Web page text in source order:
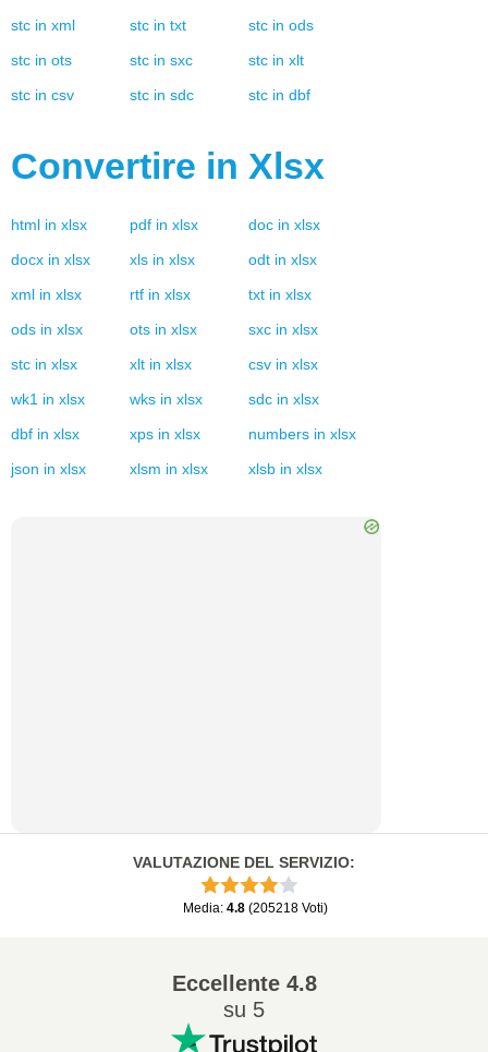
stc in xml stc in txt stc in ods
stc in ots stc in sxc stc in xlt
stc in csv stc in sdc stc in dbf
Convertire in Xlsx
html in xlsx pdf in xlsx doc in xlsx
docx in xlsx xls in xlsx odt in xlsx
xml in xlsx rtf in xlsx txt in xlsx
ods in xlsx ots in xlsx sxc in xlsx
stc in xlsx xlt in xlsx csv in xlsx
wk1 in xlsx wks in xlsx sdc in xlsx
dbf in xlsx xps in xlsx numbers in xlsx
json in xlsx xlsm in xlsx xlsb in xlsx
VALUTAZIONE DEL SERVIZIO:
Media: 4.8 (205218 Voti)
Eccellente4.8
su 5